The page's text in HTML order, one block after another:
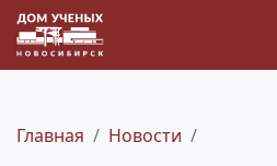
Главная Новости